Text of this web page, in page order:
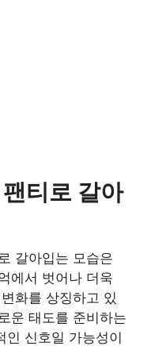
티로 갈아
갈아입는 모습은
에서 벗어나 더욱
화를 상징하고 있
운 태도를 준비하는
인 신호일 가능성이